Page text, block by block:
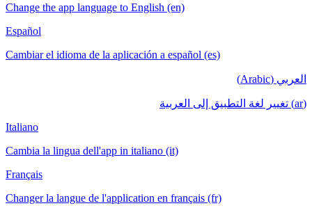
Change the app language to English (en)
Español
Cambiar el idioma de la aplicación a español (es)
العربي (Arabic)
(ar) تغيير لغة التطبيق إلى العربية
Italiano
Cambia la lingua dell'app in italiano (it)
Français
Changer la langue de l'application en français (fr)